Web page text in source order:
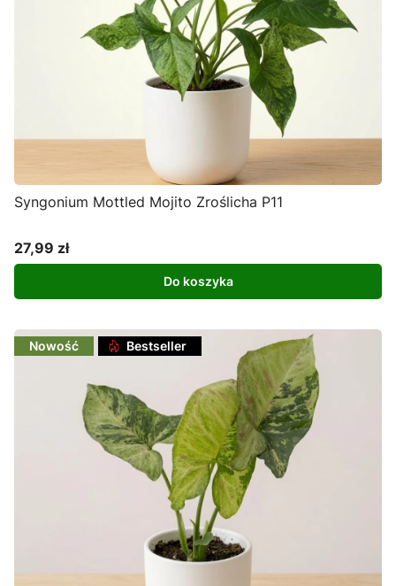
Syngonium Mottled Mojito Zroślicha P11
Cena
27,99 zł
Do koszyka
Nowość Bestseller